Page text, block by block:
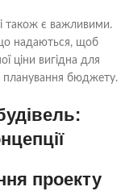
також є важливими.
надаються, щоб
ціни вигідна для
планування бюджету.
проекту